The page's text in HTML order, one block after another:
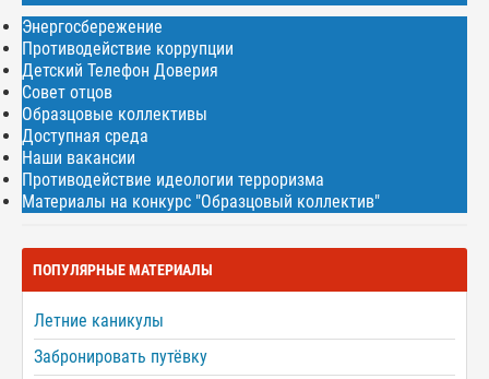
Энергосбережение
Противодействие коррупции
Детский Телефон Доверия
Совет отцов
Образцовые коллективы
Доступная среда
Наши вакансии
Противодействие идеологии терроризма
Материалы на конкурс "Образцовый коллектив"
ПОПУЛЯРНЫЕ МАТЕРИАЛЫ
Летние каникулы
Забронировать путёвку